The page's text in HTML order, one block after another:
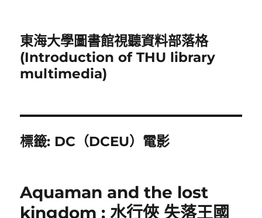
東海大學圖書館視聽資料部落格
(Introduction of THU library
multimedia)
標籤: DC（DCEU）電影
Aquaman and the lost
kingdom ; 水行俠 失落王國